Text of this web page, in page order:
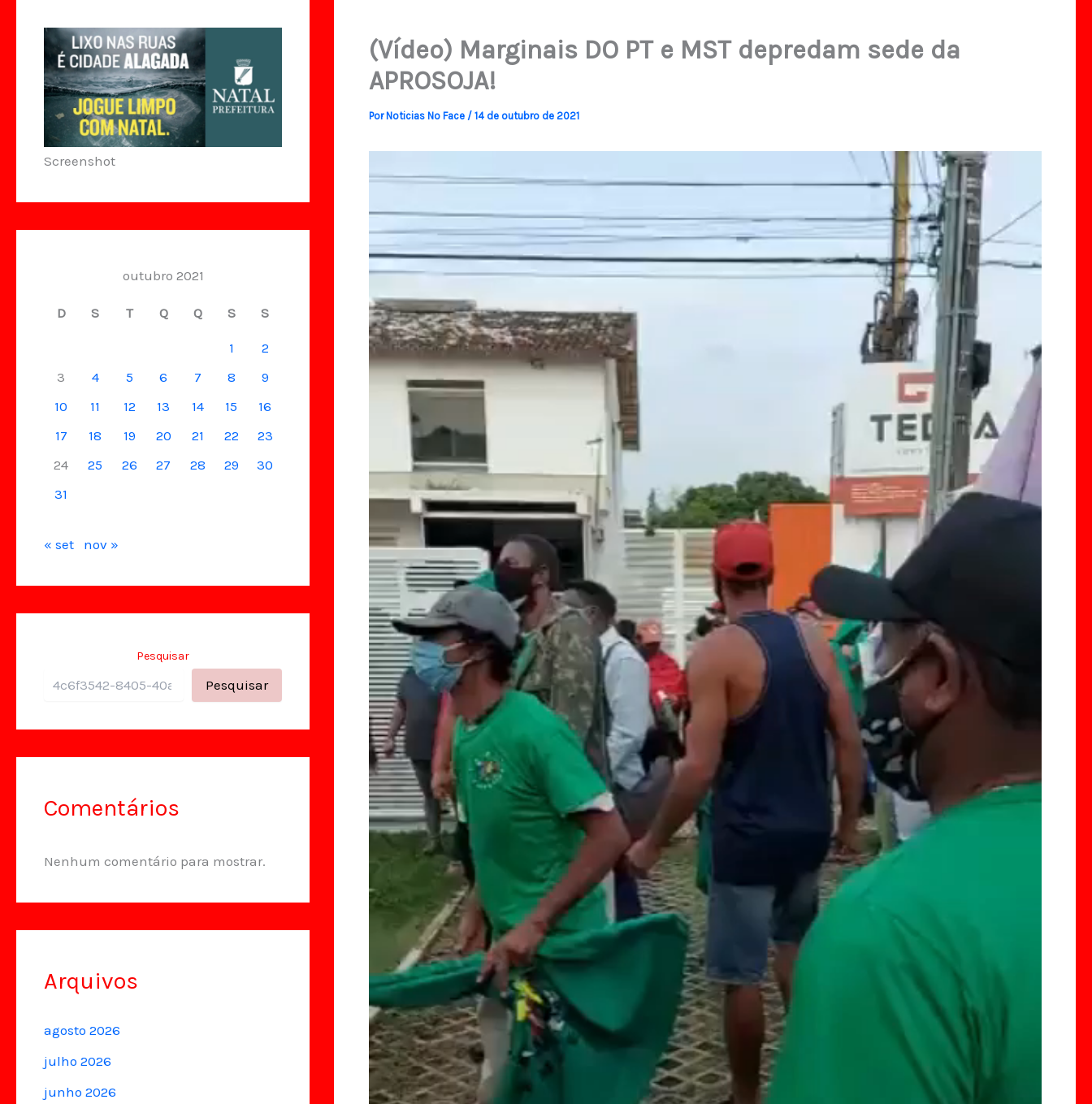
Screenshot
outubro 2021
D S T Q Q S S
1
2
3
4 5 6 7 8
9
10
11 12 13 14 15
16
17
18 19 20 21 22
23
24
25 26 27 28 29
30
31
« set nov »
Pesquisar
Pesquisar
Comentários
Nenhum comentário para mostrar.
Arquivos
agosto 2026
julho 2026
junho 2026
(Vídeo) Marginais DO PT e MST depredam sede da
APROSOJA!
PorNoticias No Face / 14 de outubro de 2021